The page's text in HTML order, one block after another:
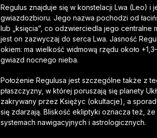
Regulus znajduje się w konstelacji Lwa (Leo) i
gwiazdozbioru. Jego nazwa pochodzi od
lub „księcia”, co odzwierciedla jego
jest on zazwyczaj do serca Lwa. Jasność
okiem: ma wielkość widmową rzędu około
gwiazd nocnego nieba.
Położenie Regulusa jest szczególne także z
płaszczyzny, w której poruszają się planety
zakrywany przez Księżyc (okultacje), a
się zdarzają. Bliskość ekliptyki oznacza też,
systemach nawigacyjnych i astrologicznych.